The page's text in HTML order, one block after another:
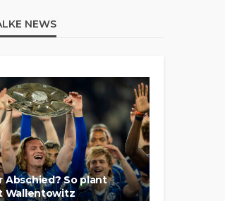
NEWS
Abschied? So plant
Wallentowitz